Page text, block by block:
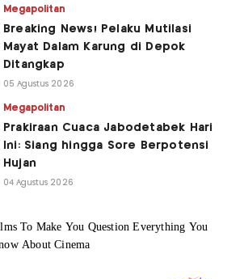
Megapolitan
Breaking News! Pelaku Mutilasi
Mayat Dalam Karung di Depok
Ditangkap
05 Agustus 2026
Megapolitan
Prakiraan Cuaca Jabodetabek Hari
Ini: Siang hingga Sore Berpotensi
Hujan
04 Agustus 2026